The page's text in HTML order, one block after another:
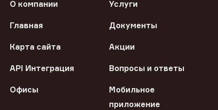
О компании Услуги
Главная Документы
Карта сайта Акции
API Интеграция Вопросы и ответы
Офисы
Мобильное
приложение